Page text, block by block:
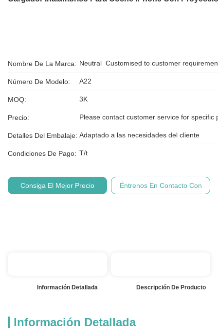
Nombre De La Marca: Neutral  Customised to customer
Número De Modelo: A22
MOQ: 3K
Precio: Please contact customer service for specific
Detalles Del Embalaje: Adaptado a las necesidades del cliente
Condiciones De Pago: T/t
Consiga El Mejor Precio Éntrenos En Contacto Con
              Información Detallada
              Descripción De Producto
Información Detallada